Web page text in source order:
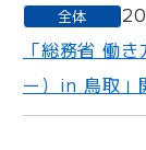
全体
「総務省 働
ー）in 鳥取」